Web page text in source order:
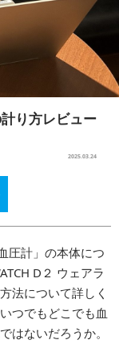
り方レビュー
2025.03.24
圧計」の本体につ
D２ ウェアラ
法について詳しく
つでもどこでも血
はないだろうか。